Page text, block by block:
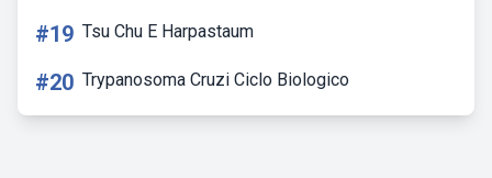
#19 Tsu Chu E Harpastaum
#20 Trypanosoma Cruzi Ciclo Biologico